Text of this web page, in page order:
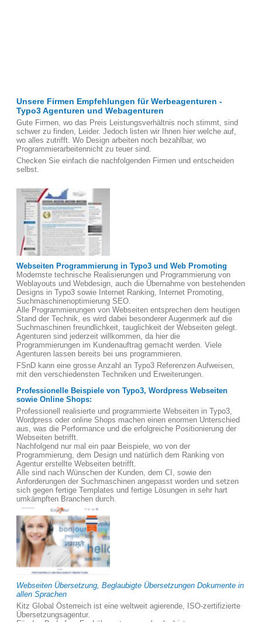
Unsere Firmen Empfehlungen für Werbeagenturen -
Typo3 Agenturen und Webagenturen
Gute Firmen, wo das Preis Leistungsverhältnis noch stimmt, sind
schwer zu finden, Leider. Jedoch listen wir Ihnen hier welche auf,
wo alles zutrifft. Wo Design arbeiten noch bezahlbar, wo
Programmierarbeitennicht zu teuer sind.
Checken Sie einfach die nachfolgenden Firmen und entscheiden
selbst.
Webseiten Programmierung in Typo3 und Web Promoting
Modernste technische Realisierungen und Programmierung von
Weblayouts und Webdesign, auch die Übernahme von bestehenden
Designs in Typo3 sowie Internet Ranking, Internet Promoting,
Suchmaschinenoptimierung SEO.
Alle Programmierungen von Webseiten entsprechen dem heutigen
Stand der Technik, es wird dabei besonderer Augenmerk auf die
Suchmaschinen freundlichkeit, tauglichkeit der Webseiten gelegt.
Agenturen sind jederzeit willkommen, da hier die
Programmierungen im Kundenauftrag gemacht werden. Viele
Agenturen lassen bereits bei uns programmieren.
FSnD kann eine grosse Anzahl an Typo3 Referenzen Aufweisen,
mit den verschiedensten Techniken und Erweiterungen.
Professionelle Beispiele von Typo3, Wordpress Webseiten
sowie Online Shops:
Professionell realisierte und programmierte Webseiten in Typo3,
Wordpress oder online Shops machen einen enormen Unterschied
aus, was die Performance und die erfolgreiche Positionierung der
Webseiten betrifft.
Nachfolgend nur mal ein paar Beispiele, wo von der
Programmierung, dem Design und natürlich dem Ranking von
Agentur erstellte Webseiten betrifft.
Alle sind nach Wünschen der Kunden, dem CI, sowie den
Anforderungen der Suchmaschinen angepasst worden und setzen
sich gegen fertige Templates und fertige Lösungen in sehr hart
umkämpften Branchen durch.
Webseiten Übersetzung, Beglaubigte Übersetzungen Dokumente in
allen Sprachen
Kitz Global Österreich ist eine weltweit agierende, ISO-zertifizierte
Übersetzungsagentur.